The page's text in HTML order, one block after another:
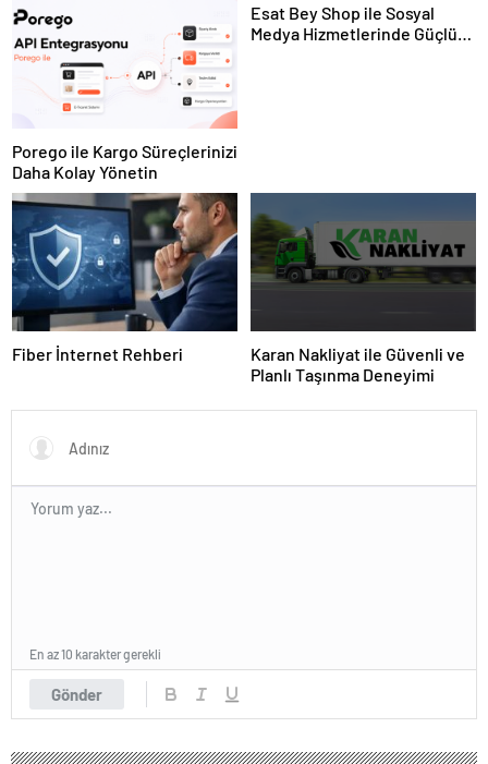
Porego ile Kargo Süreçlerinizi
Daha Kolay Yönetin
Esat Bey Shop ile Sosyal
Medya Hizmetlerinde Güçlü
Fiber İnternet Rehberi
Karan Nakliyat ile Güvenli ve
Planlı Taşınma Deneyimi
Gönder
En az 10 karakter gerekli